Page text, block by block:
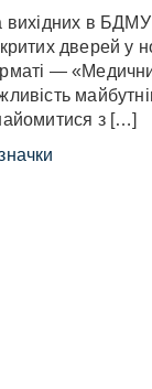
вихідних в
дверей у
—
з […]